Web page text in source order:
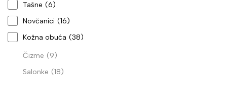
Tašne (6)
Novčanici (16)
Kožna obuća (38)
Čizme (9)
Salonke (18)